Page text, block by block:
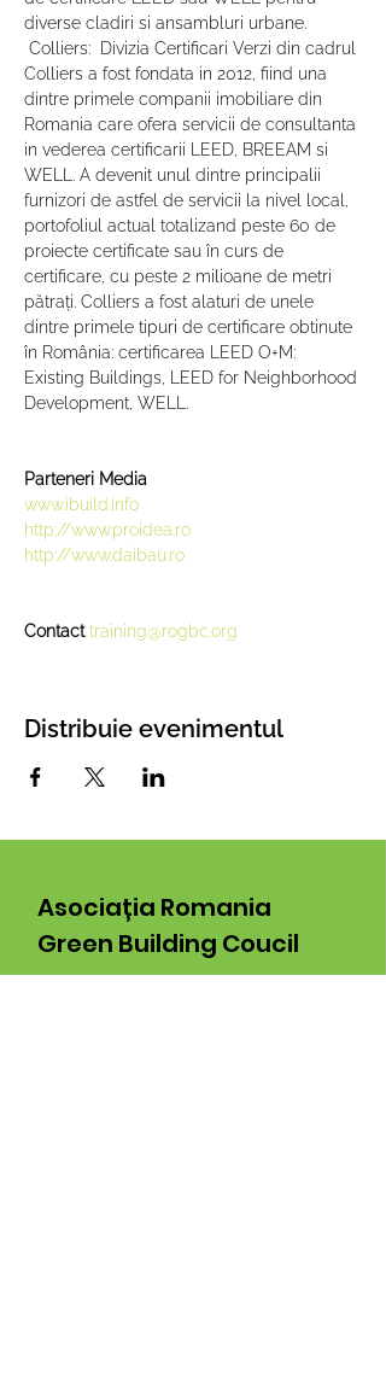
diverse cladiri si ansambluri urbane.
Colliers:  Divizia Certificari Verzi din cadrul
Colliers a fost fondata in 2012, fiind una
dintre primele companii imobiliare din
Romania care ofera servicii de consultanta
in vederea certificarii LEED, BREEAM si
WELL. A devenit unul dintre principalii
furnizori de astfel de servicii la nivel local,
portofoliul actual totalizand peste 60 de
proiecte certificate sau în curs de
certificare, cu peste 2 milioane de metri
pătrați. Colliers a fost alaturi de unele
dintre primele tipuri de certificare obtinute
în România: certificarea LEED O+M:
Existing Buildings, LEED for Neighborhood
Development, WELL.
Parteneri Media
www.ibuild.info
http://www.proidea.ro
http://www.daibau.ro
Contact training@rogbc.org
Distribuie evenimentul
Asociația Romania
Green Building Coucil